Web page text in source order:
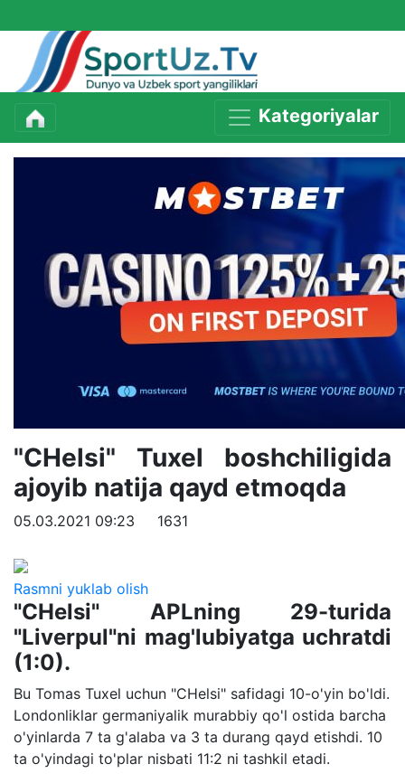
Kategoriyalar
"CHelsi" Tuxel boshchiligida
ajoyib natija qayd etmoqda
05.03.2021 09:23 1631
Rasmni yuklab olish
"CHelsi" APLning 29-turida
"Liverpul"ni mag'lubiyatga uchratdi
(1:0).
Bu Tomas Tuxel uchun "CHelsi" safidagi 10-o'yin bo'ldi.
Londonliklar germaniyalik murabbiy qo'l ostida barcha
o'yinlarda 7 ta g'alaba va 3 ta durang qayd etishdi. 10
ta o'yindagi to'plar nisbati 11:2 ni tashkil etadi.